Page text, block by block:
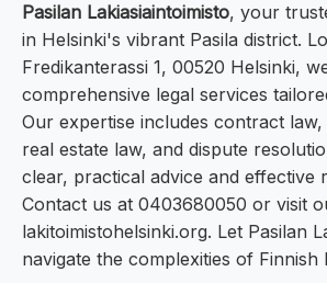
Pasilan Lakiasiaintoimisto, your
in Helsinki's vibrant Pasila district.
Fredikanterassi 1, 00520 Helsinki,
comprehensive legal services
Our expertise includes contract
real estate law, and dispute
clear, practical advice and effective
Contact us at 0403680050 or visit
lakitoimistohelsinki.org. Let Pasilan
navigate the complexities of